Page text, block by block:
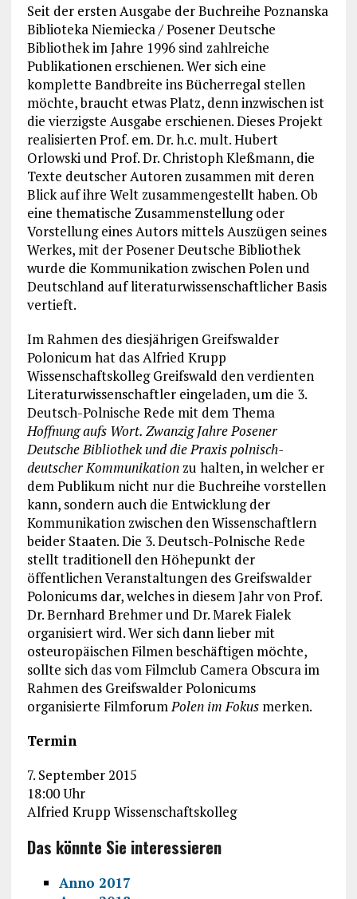
Seit der ersten Ausgabe der Buchreihe Poznanska
Biblioteka Niemiecka / Posener Deutsche
Bibliothek im Jahre 1996 sind zahlreiche
Publikationen erschienen. Wer sich eine
komplette Bandbreite ins Bücherregal stellen
möchte, braucht etwas Platz, denn inzwischen ist
die vierzigste Ausgabe erschienen. Dieses Projekt
realisierten Prof. em. Dr. h.c. mult. Hubert
Orlowski und Prof. Dr. Christoph Kleßmann, die
Texte deutscher Autoren zusammen mit deren
Blick auf ihre Welt zusammengestellt haben. Ob
eine thematische Zusammenstellung oder
Vorstellung eines Autors mittels Auszügen seines
Werkes, mit der Posener Deutsche Bibliothek
wurde die Kommunikation zwischen Polen und
Deutschland auf literaturwissenschaftlicher Basis
vertieft.
Im Rahmen des diesjährigen Greifswalder
Polonicum hat das Alfried Krupp
Wissenschaftskolleg Greifswald den verdienten
Literaturwissenschaftler eingeladen, um die 3.
Deutsch-Polnische Rede mit dem Thema
Hoffnung aufs Wort. Zwanzig Jahre Posener
Deutsche Bibliothek und die Praxis polnisch-
deutscher Kommunikationzu halten, in welcher er
dem Publikum nicht nur die Buchreihe vorstellen
kann, sondern auch die Entwicklung der
Kommunikation zwischen den Wissenschaftlern
beider Staaten. Die 3. Deutsch-Polnische Rede
stellt traditionell den Höhepunkt der
öffentlichen Veranstaltungen des Greifswalder
Polonicums dar, welches in diesem Jahr von Prof.
Dr. Bernhard Brehmer und Dr. Marek Fialek
organisiert wird. Wer sich dann lieber mit
osteuropäischen Filmen beschäftigen möchte,
sollte sich das vom Filmclub Camera Obscura im
Rahmen des Greifswalder Polonicums
organisierte Filmforum Polen im Fokusmerken.
Termin
7. September 2015
18:00 Uhr
Alfried Krupp Wissenschaftskolleg
Das könnte Sie interessieren
Anno 2017